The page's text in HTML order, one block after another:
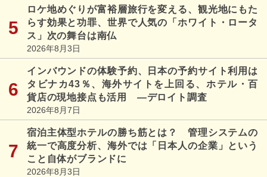
ロケ地めぐりが富裕層旅行を変える、観光地にもた
らす効果と功罪、世界で人気の「ホワイト・ロータ
ス」次の舞台は南仏
2026年8月3日
インバウンドの体験予約、日本の予約サイト利用は
タビナカ43％、海外サイトを上回る、ホテル・百
貨店の現地接点も活用 ―デロイト調査
2026年8月7日
宿泊主体型ホテルの勝ち筋とは？ 管理システムの
統一で高度分析、海外では「日本人の企業」という
こと自体がブランドに
2026年8月3日